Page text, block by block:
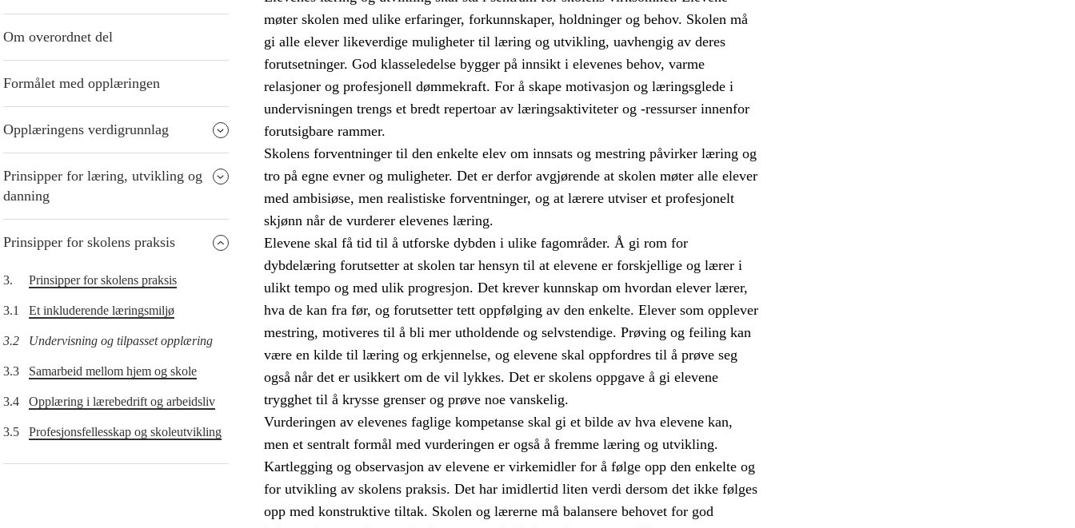
Om overordnet del
Formålet med opplæringen
Opplæringens verdigrunnlag
Prinsipper for læring, utvikling og
danning
Prinsipper for skolens praksis
3. Prinsipper for skolens praksis
3.1 Et inkluderende læringsmiljø
3.2 Undervisning og tilpasset opplæring
3.3 Samarbeid mellom hjem og skole
3.4 Opplæring i lærebedrift og arbeidsliv
3.5 Profesjonsfellesskap og skoleutvikling
møter skolen med ulike erfaringer, forkunnskaper, holdninger og behov. Skolen må
gi alle elever likeverdige muligheter til læring og utvikling, uavhengig av deres
forutsetninger. God klasseledelse bygger på innsikt i elevenes behov, varme
relasjoner og profesjonell dømmekraft. For å skape motivasjon og læringsglede i
undervisningen trengs et bredt repertoar av læringsaktiviteter og -ressurser innenfor
forutsigbare rammer.
Skolens forventninger til den enkelte elev om innsats og mestring påvirker læring og
tro på egne evner og muligheter. Det er derfor avgjørende at skolen møter alle elever
med ambisiøse, men realistiske forventninger, og at lærere utviser et profesjonelt
skjønn når de vurderer elevenes læring.
Elevene skal få tid til å utforske dybden i ulike fagområder. Å gi rom for
dybdelæring forutsetter at skolen tar hensyn til at elevene er forskjellige og lærer i
ulikt tempo og med ulik progresjon. Det krever kunnskap om hvordan elever lærer,
hva de kan fra før, og forutsetter tett oppfølging av den enkelte. Elever som opplever
mestring, motiveres til å bli mer utholdende og selvstendige. Prøving og feiling kan
være en kilde til læring og erkjennelse, og elevene skal oppfordres til å prøve seg
også når det er usikkert om de vil lykkes. Det er skolens oppgave å gi elevene
trygghet til å krysse grenser og prøve noe vanskelig.
Vurderingen av elevenes faglige kompetanse skal gi et bilde av hva elevene kan,
men et sentralt formål med vurderingen er også å fremme læring og utvikling.
Kartlegging og observasjon av elevene er virkemidler for å følge opp den enkelte og
for utvikling av skolens praksis. Det har imidlertid liten verdi dersom det ikke følges
opp med konstruktive tiltak. Skolen og lærerne må balansere behovet for god